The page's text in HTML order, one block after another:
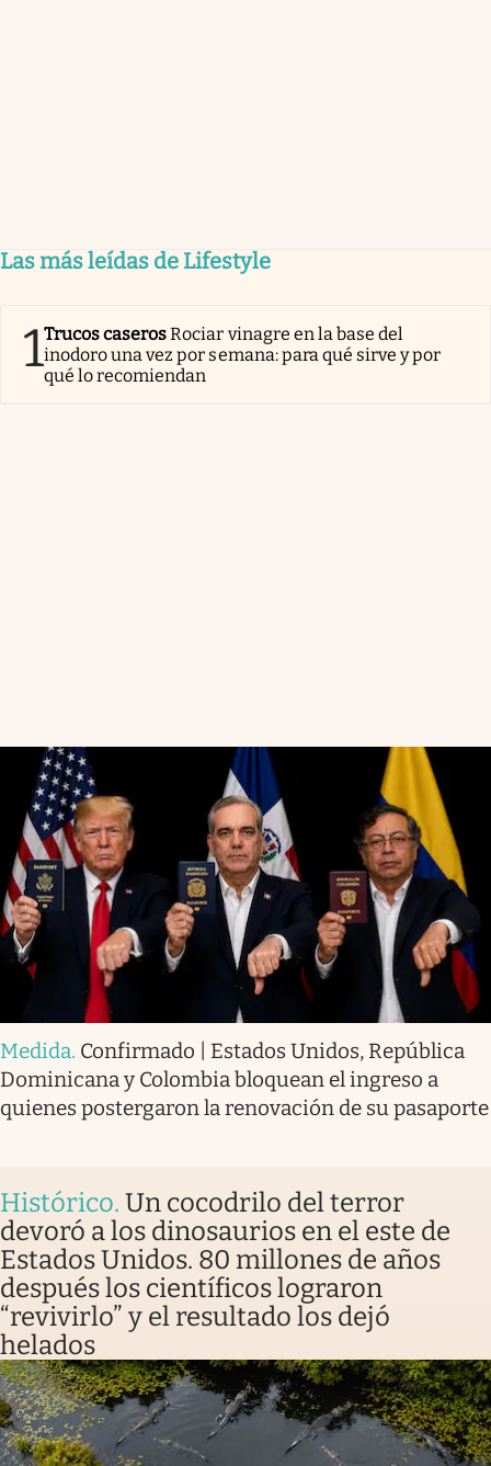
Las más leídas de Lifestyle
1Trucos caserosRociar vinagre en la base del
inodoro una vez por semana: para qué sirve y por
qué lo recomiendan
Medida. Confirmado | Estados Unidos, República
Dominicana y Colombia bloquean el ingreso a
quienes postergaron la renovación de su pasaporte
Histórico. Un cocodrilo del terror
devoró a los dinosaurios en el este de
Estados Unidos. 80 millones de años
después los científicos lograron
“revivirlo” y el resultado los dejó
helados